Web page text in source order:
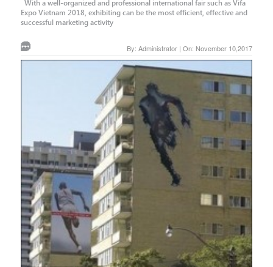
With a well-organized and professional international fair such as Vifa
Expo Vietnam 2018, exhibiting can be the most efficient, effective and
successful marketing activity
By: Administrator | On: November 10,2017